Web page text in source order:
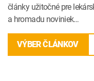
články užitočné pre
a hromadu noviniek…
VÝBER ČLÁNKOV